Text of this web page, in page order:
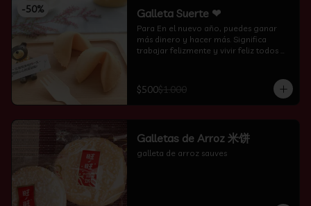
-50% Galleta Suerte ❤
Para En el nuevo año, puedes ganar
más dinero y hacer más. Significa
trabajar felizmente y vivir feliz todos
$500$1.000
Galletas de Arroz 米饼
galleta de arroz sauves